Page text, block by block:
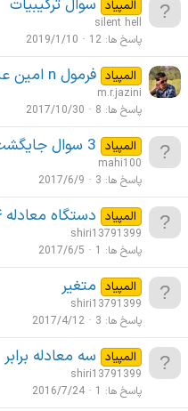
المپیاد سوال ترکیبیات
silent hell
پاسخ ها 12
2019/1/10
المپیاد فرمول n امین عدد بل چیست [سوال]
m.r.jazini
پاسخ ها 8
2017/10/30
المپیاد 3 سوال جایگشت
mahi100
پاسخ ها 3
2017/6/9
المپیاد ﺩﺳﺘﮕﺎﻩ ﻣﻌﺎﺩﻟﻪ ۴ ﻣﺠﻬﻮﻟﯽ
shiri13791399
پاسخ ها
1
2017/6/5
المپیاد متغیر
shiri13791399
پاسخ ها 3
2017/4/12
المپیاد سه معادله برابر
shiri13791399
پاسخ ها
1
2016/7/24